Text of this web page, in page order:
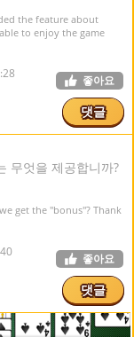
the feature about
to enjoy the game
좋아요
댓글
무엇을 제공합니까?
get the "bonus"? Thank
좋아요
댓글